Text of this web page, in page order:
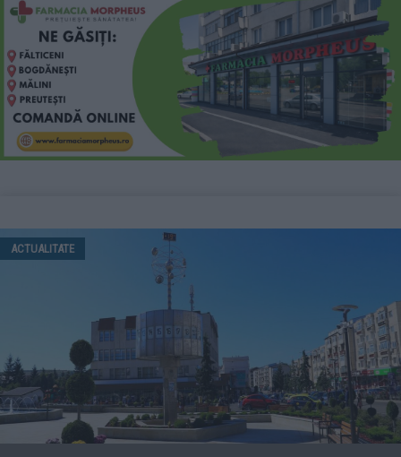
ACTUALITATE